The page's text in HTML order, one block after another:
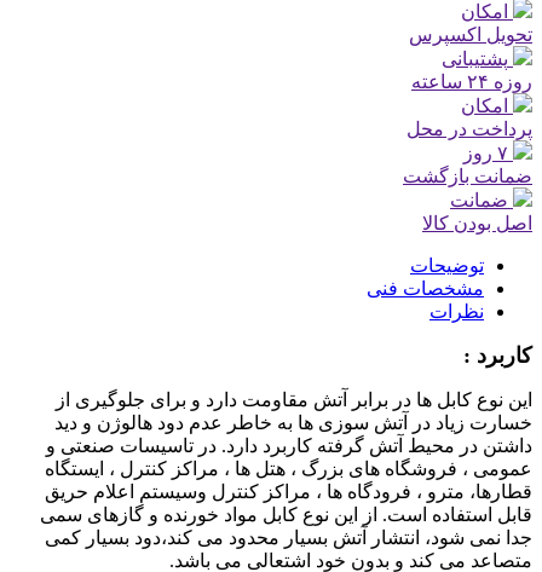
امکان
تحویل اکسپرس
پشتیبانی
روزه ۲۴ ساعته
امکان
پرداخت در محل
۷ روز
ضمانت بازگشت
ضمانت
اصل بودن کالا
توضیحات
مشخصات فنی
نظرات
کاربرد :
این نوع کابل ها در برابر آتش مقاومت دارد و برای جلوگیری از
خسارت زیاد در آتش سوزی ها به خاطر عدم دود هالوژن و دید
داشتن در محیط آتش گرفته کاربرد دارد. در تاسیسات صنعتی و
عمومی ، فروشگاه های بزرگ ، هتل ها ، مراکز کنترل ، ایستگاه
قطارها، مترو ، فرودگاه ها ، مراکز کنترل وسیستم اعلام حریق
قابل استفاده است. از این نوع کابل مواد خورنده و گازهای سمی
جدا نمی شود، انتشار آتش بسیار محدود می کند،دود بسیار کمی
متصاعد می کند و بدون خود اشتعالی می باشد.